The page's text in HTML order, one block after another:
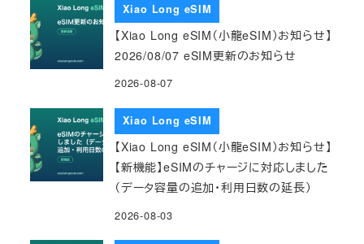
Xiao Long eSIM
【Xiao Long eSIM（小龍eSIM）お知らせ】
2026/08/07 eSIM更新のお知らせ
2026-08-07
Xiao Long eSIM
【Xiao Long eSIM（小龍eSIM）お知らせ】
【新機能】eSIMのチャージに対応しました
（データ容量の追加・利用日数の延長）
2026-08-03